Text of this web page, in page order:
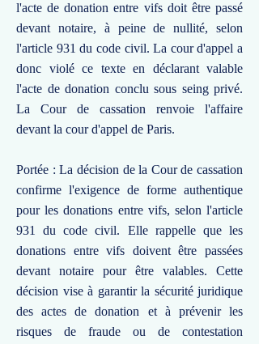
l'acte de donation entre vifs doit être passé
devant notaire, à peine de nullité, selon
l'article 931 du code civil. La cour d'appel a
donc violé ce texte en déclarant valable
l'acte de donation conclu sous seing privé.
La Cour de cassation renvoie l'affaire
devant la cour d'appel de Paris.
Portée : La décision de la Cour de cassation
confirme l'exigence de forme authentique
pour les donations entre vifs, selon l'article
931 du code civil. Elle rappelle que les
donations entre vifs doivent être passées
devant notaire pour être valables. Cette
décision vise à garantir la sécurité juridique
des actes de donation et à prévenir les
risques de fraude ou de contestation